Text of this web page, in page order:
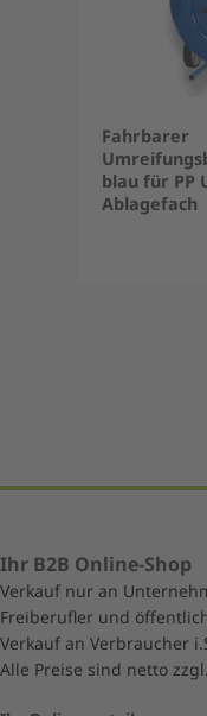
Fahrbarer
blau für PP
Ablagefach
Ihr B2B Online-Shop
Verkauf nur an
Freiberufler und
Verkauf an Verbraucher
Alle Preise sind netto